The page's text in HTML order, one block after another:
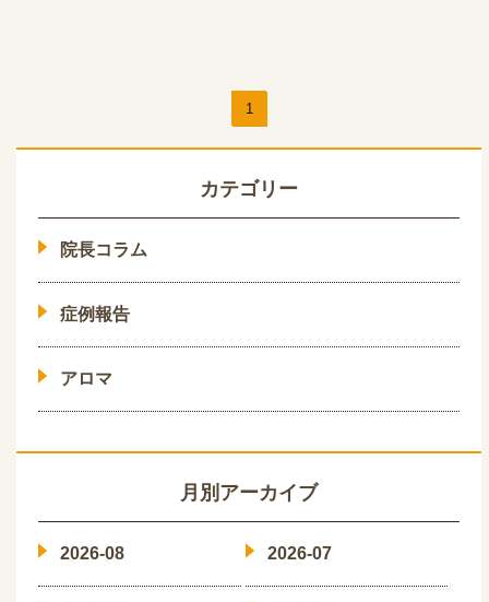
1
カテゴリー
院長コラム
症例報告
アロマ
月別アーカイブ
2026-08 2026-07